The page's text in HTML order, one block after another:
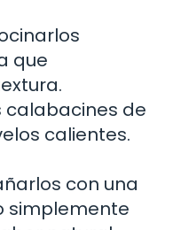
que
calabacines de
calientes.
con una
simplemente